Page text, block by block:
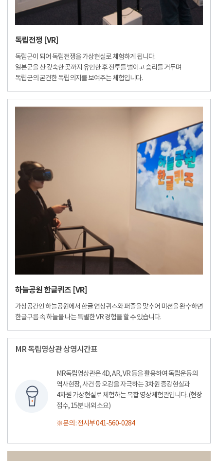
독립전쟁 [VR]
독립군이 되어 독립전쟁을 가상현실로 체험하게 됩니다.
일본군을 산 깊숙한 곳까지 유인한 후 전투를 벌이고 승리를 거두며
독립군의 굳건한 독립의지를 보여주는 체험입니다.
하늘공원 한글퀴즈 [VR]
가상공간인 하늘공원에서 한글 연상퀴즈와 퍼즐을 맞추어 미션을 완수하면
한글구름 속 하늘을 나는 특별한 VR 경험을 할 수 있습니다.
MR 독립영상관 상영시간표
MR독립영상관은 4D, AR, VR 등을 활용하여 독립운동의
역사현장, 사건 등 오감을 자극하는 3차원 증강현실과
4차원 가상현실로 체험하는 복합 영상체험관입니다. (현장
접수, 15분 내외 소요)
※문의 : 전시부 041-560-0284